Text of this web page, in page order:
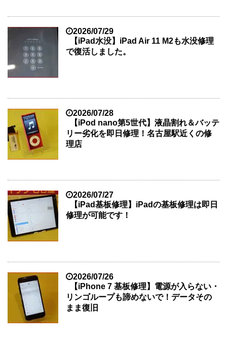
2026/07/29
【iPad水没】iPad Air 11 M2も水没修理
で復活しました。
2026/07/28
【iPod nano第5世代】液晶割れ＆バッテ
リー劣化を即日修理！名古屋駅近くの修
理店
2026/07/27
【iPad基板修理】iPadの基板修理は即日
修理が可能です！
2026/07/26
【iPhone 7 基板修理】電源が入らない・
リンゴループも諦めないで！データその
まま復旧